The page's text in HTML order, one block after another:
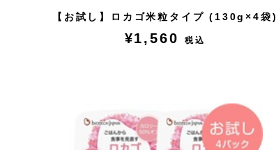
【お試し】ロカゴ米粒タイプ (130g×4袋)
¥1,560税込